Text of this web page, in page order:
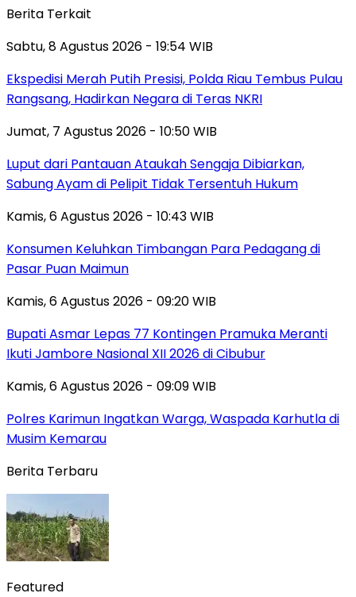
Berita Terkait
Sabtu, 8 Agustus 2026 - 19:54 WIB
Ekspedisi Merah Putih Presisi, Polda Riau Tembus Pulau
Rangsang, Hadirkan Negara di Teras NKRI
Jumat, 7 Agustus 2026 - 10:50 WIB
Luput dari Pantauan Ataukah Sengaja Dibiarkan,
Sabung Ayam di Pelipit Tidak Tersentuh Hukum
Kamis, 6 Agustus 2026 - 10:43 WIB
Konsumen Keluhkan Timbangan Para Pedagang di
Pasar Puan Maimun
Kamis, 6 Agustus 2026 - 09:20 WIB
Bupati Asmar Lepas 77 Kontingen Pramuka Meranti
Ikuti Jambore Nasional XII 2026 di Cibubur
Kamis, 6 Agustus 2026 - 09:09 WIB
Polres Karimun Ingatkan Warga, Waspada Karhutla di
Musim Kemarau
Berita Terbaru
Featured